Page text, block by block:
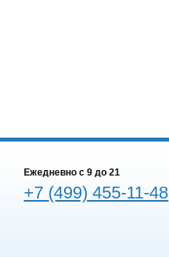
Ежедневно c 9 до 21
+7 (499) 455-11-48